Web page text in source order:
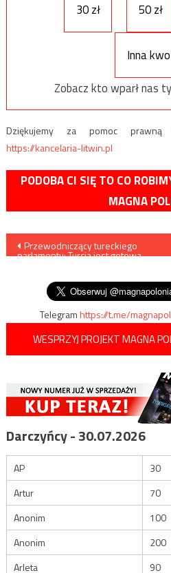
30 zł
50 zł
Inna
Zobacz kto wparł nas
Dziękujemy za pomoc prawną
https://kancelaria-litwin.pl
PODOBA CI SIĘ TO CO
MAGNA
Nawigacja
wpisu
Przewodniczący tureckiego
parlamentu: Turcja jest gotowa
Telegramhttps://t.me/
WESPRZYJ PROJEKT MAGNA
Darczyńcy - 30.07.2026
AP
30
Artur
70
Anonim
100
Anonim
200
Arleta
90